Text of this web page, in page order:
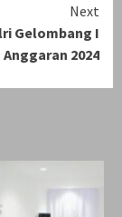
Next
Gelombang I
Anggaran 2024